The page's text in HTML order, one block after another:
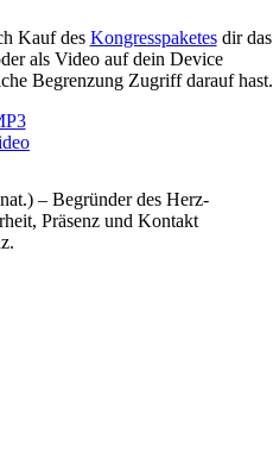
Kauf des Kongresspaketesdir das
als Video auf dein Device
Begrenzung Zugriff darauf hast.
– Begründer des Herz-
Präsenz und Kontakt